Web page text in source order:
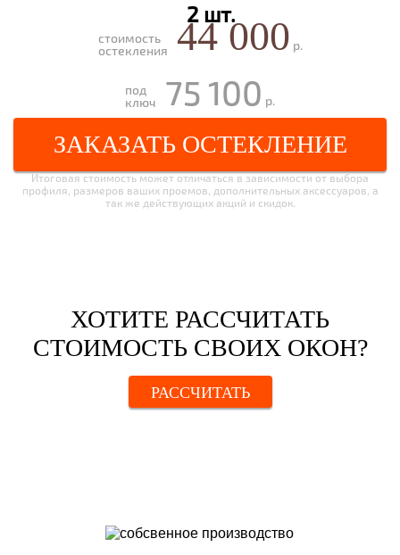
2 шт.
стоимость
остекления
44 000 р.
под
ключ
75 100 р.
ЗАКАЗАТЬ ОСТЕКЛЕНИЕ
Итоговая стоимость может отличаться в зависимости от выбора
профиля, размеров ваших проемов, дополнительных аксессуаров, а
так же действующих акций и скидок.
ХОТИТЕ РАССЧИТАТЬ
СТОИМОСТЬ СВОИХ ОКОН?
РАССЧИТАТЬ